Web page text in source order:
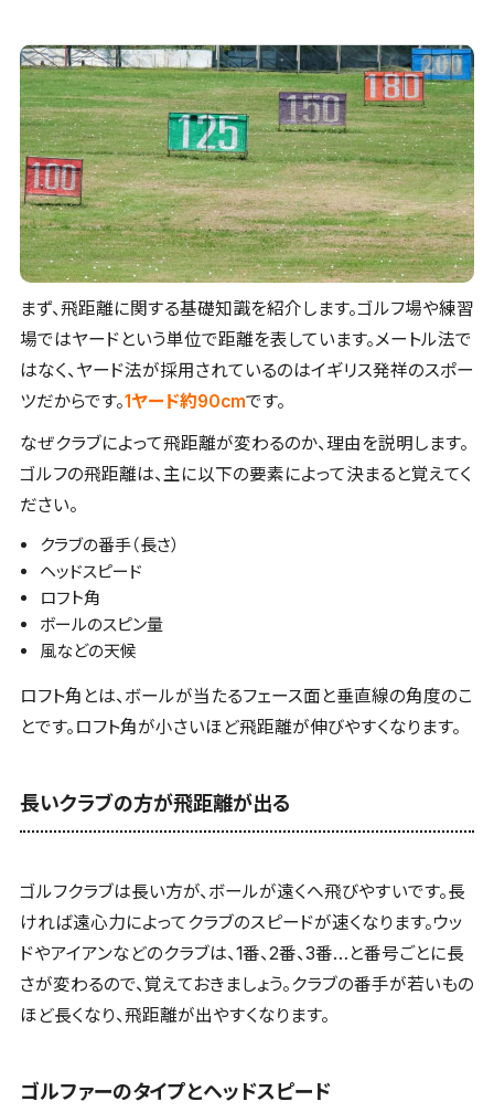
まず、飛距離に関する基礎知識を紹介します。ゴルフ場や練習
場ではヤードという単位で距離を表しています。メートル法で
はなく、ヤード法が採用されているのはイギリス発祥のスポー
ツだからです。1ヤード約90cmです。
なぜクラブによって飛距離が変わるのか、理由を説明します。
ゴルフの飛距離は、主に以下の要素によって決まると覚えてく
ださい。
クラブの番手（長さ）
ヘッドスピード
ロフト角
ボールのスピン量
風などの天候
ロフト角とは、ボールが当たるフェース面と垂直線の角度のこ
とです。ロフト角が小さいほど飛距離が伸びやすくなります。
長いクラブの方が飛距離が出る
ゴルフクラブは長い方が、ボールが遠くへ飛びやすいです。長
ければ遠心力によってクラブのスピードが速くなります。ウッ
ドやアイアンなどのクラブは、1番、2番、3番…と番号ごとに長
さが変わるので、覚えておきましょう。クラブの番手が若いもの
ほど長くなり、飛距離が出やすくなります。
ゴルファーのタイプとヘッドスピード